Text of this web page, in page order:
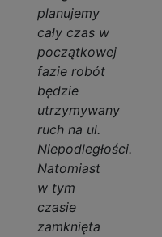
planujemy
cały czas w
początkowej
fazie robót
będzie
utrzymywany
ruch na ul.
Niepodległości.
Natomiast
w tym
czasie
zamknięta